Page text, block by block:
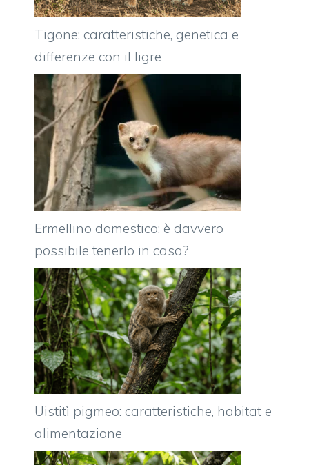
Tigone: caratteristiche, genetica e
differenze con il ligre
Ermellino domestico: è davvero
possibile tenerlo in casa?
Uistitì pigmeo: caratteristiche, habitat e
alimentazione